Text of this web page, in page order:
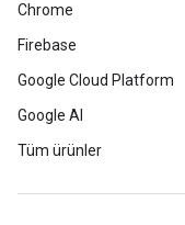
Chrome
Firebase
Google Cloud Platform
Google AI
Tüm ürünler